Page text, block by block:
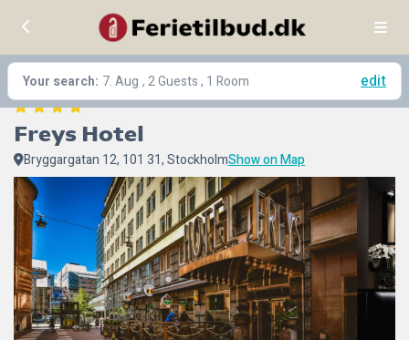
Your search: 7. Aug , 2 Guests , 1 Room edit
Freys Hotel
Bryggargatan 12, 101 31, StockholmShow on Map